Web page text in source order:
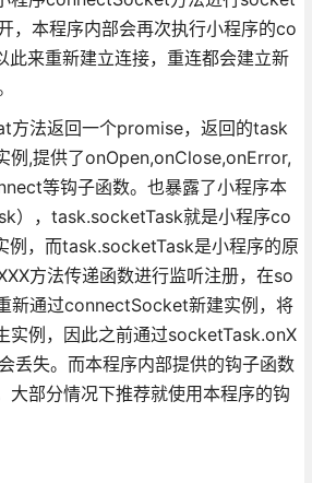
，本程序内部会再次执行小程序的co
来重新建立连接，重连都会建立新
法返回一个promise，返回的task
例,提供了onOpen,onClose,onError,
等钩子函数。也暴露了小程序本
），task.socketTask就是小程序co
例，而task.socketTask是小程序的原
方法传递函数进行监听注册，在so
新通过connectSocket新建实例，将
实例，因此之前通过socketTask.onX
丢失。而本程序内部提供的钩子函数
大部分情况下推荐就使用本程序的钩